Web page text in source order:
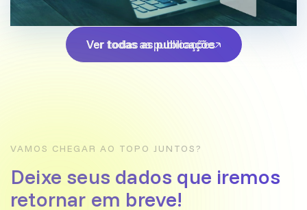
Ver todas as publicações
Ver todas as publicações
VAMOS CHEGAR AO TOPO JUNTOS?
Deixe seus dados que iremos
retornar em breve!